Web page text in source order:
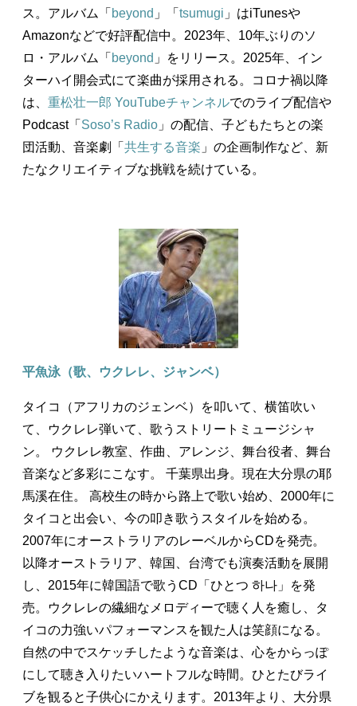
ス。アルバム「 beyond 」「 tsumugi 」はiTunesや
Amazonなどで好評配信中。2023年、10年ぶりのソ
ロ・アルバム「 beyond 」をリリース。2025年、イン
ターハイ開会式にて楽曲が採用される。コロナ禍以降
は、 重松壮一郎 YouTubeチャンネルでのライブ配信や
Podcast「 Soso’s Radio 」の配信、子どもたちとの楽
団活動、音楽劇「 共生する音楽 」の企画制作など、新
たなクリエイティブな挑戦を続けている。
平魚泳（歌、ウクレレ、ジャンベ）
タイコ（アフリカのジェンベ）を叩いて、横笛吹い
て、ウクレレ弾いて、歌うストリートミュージシャ
ン。 ウクレレ教室、作曲、アレンジ、舞台役者、舞台
音楽など多彩にこなす。 千葉県出身。現在大分県の耶
馬溪在住。 高校生の時から路上で歌い始め、2000年に
タイコと出会い、今の叩き歌うスタイルを始める。
2007年にオーストラリアのレーベルからCDを発売。
以降オーストラリア、韓国、台湾でも演奏活動を展開
し、2015年に韓国語で歌うCD「ひとつ 하나」を発
売。ウクレレの繊細なメロディーで聴く人を癒し、タ
イコの力強いパフォーマンスを観た人は笑顔になる。
自然の中でスケッチしたような音楽は、心をからっぽ
にして聴き入りたいハートフルな時間。ひとたびライ
ブを観ると子供心にかえります。2013年より、大分県